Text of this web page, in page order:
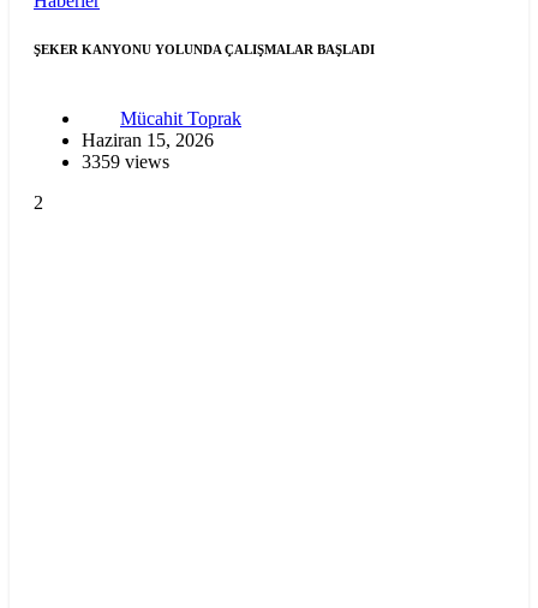
ŞEKER KANYONU YOLUNDA ÇALIŞMALAR BAŞLADI
Mücahit Toprak
Haziran 15, 2026
3359 views
2